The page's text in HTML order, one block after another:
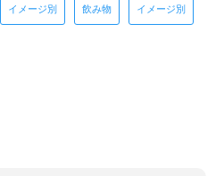
イメージ別 飲み物 イメージ別